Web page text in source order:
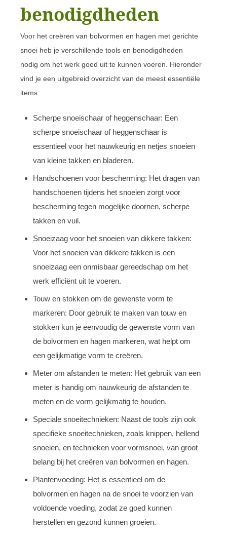
benodigdheden
Voor het creëren van bolvormen en hagen met gerichte
snoei heb je verschillende tools en benodigdheden
nodig om het werk goed uit te kunnen voeren. Hieronder
vind je een uitgebreid overzicht van de meest essentiële
items:
Scherpe snoeischaar of heggenschaar: Een
scherpe snoeischaar of heggenschaar is
essentieel voor het nauwkeurig en netjes snoeien
van kleine takken en bladeren.
Handschoenen voor bescherming: Het dragen van
handschoenen tijdens het snoeien zorgt voor
bescherming tegen mogelijke doornen, scherpe
takken en vuil.
Snoeizaag voor het snoeien van dikkere takken:
Voor het snoeien van dikkere takken is een
snoeizaag een onmisbaar gereedschap om het
werk efficiënt uit te voeren.
Touw en stokken om de gewenste vorm te
markeren: Door gebruik te maken van touw en
stokken kun je eenvoudig de gewenste vorm van
de bolvormen en hagen markeren, wat helpt om
een gelijkmatige vorm te creëren.
Meter om afstanden te meten: Het gebruik van een
meter is handig om nauwkeurig de afstanden te
meten en de vorm gelijkmatig te houden.
Speciale snoeitechnieken: Naast de tools zijn ook
specifieke snoeitechnieken, zoals knippen, hellend
snoeien, en technieken voor vormsnoei, van groot
belang bij het creëren van bolvormen en hagen.
Plantenvoeding: Het is essentieel om de
bolvormen en hagen na de snoei te voorzien van
voldoende voeding, zodat ze goed kunnen
herstellen en gezond kunnen groeien.